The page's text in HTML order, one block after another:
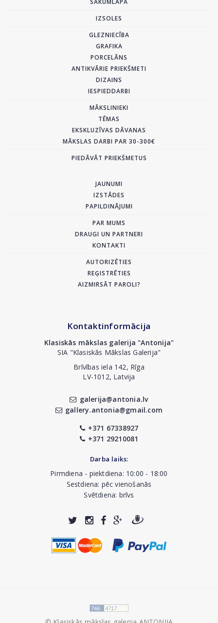
IZSOLES
GLEZNIECĪBA
GRAFIKA
PORCELĀNS
ANTIKVĀRIE PRIEKŠMETI
DIZAINS
IESPIEDDARBI
MĀKSLINIEKI
TĒMAS
EKSKLUZĪVAS DĀVANAS
MĀKSLAS DARBI PAR 30-300€
PIEDĀVĀT PRIEKŠMETUS
JAUNUMI
IZSTĀDES
PAPILDINĀJUMI
PAR MUMS
DRAUGI UN PARTNERI
KONTAKTI
AUTORIZĒTIES
REĢISTRĒTIES
AIZMIRSĀT PAROLI?
Kontaktinformācija
Klasiskās mākslas galerija "Antonija"
SIA "Klasiskās Mākslas Galerija"
Brīvības iela 142, Rīga
LV-1012, Latvija
galerija@antonia.lv
gallery.antonia@gmail.com
+371 67338927
+371 29210081
Darba laiks:
Pirmdiena - piektdiena: 10:00 - 18:00
Sestdiena: pēc vienošanās
Svētdiena: brīvs